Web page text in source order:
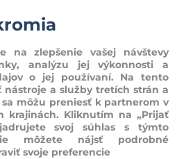
na zlepšenie vašej návštevy
analýzu jej výkonnosti a
o jej používaní. Na tento
a služby tretích strán a
môžu preniesť k partnerom v
krajinách. Kliknutím na „Prijať
svoj súhlas s týmto
môžete nájsť podrobné
svoje preferencie